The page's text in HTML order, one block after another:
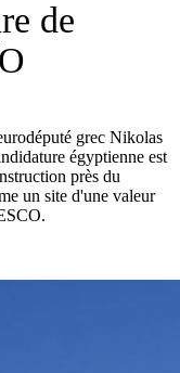
de
grec Nikolas
égyptienne est
près du
un site d'une valeur